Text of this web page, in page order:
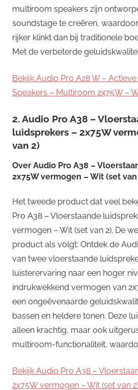
multiroom speakers zijn
soundstage te creëren,
rijker klinkt dan bij traditionele
Met de verbeterde
Bekijk Audio Pro A28 W –
Speakers – Multiroom 2x75W –
2. Audio Pro A38 –
luidsprekers – 2x75W
van 2)
Over Audio Pro A38 –
2x75W vermogen – Wit (set van
Het tweede product dat veel
Pro A38 – Vloerstaande
vermogen – Wit (set van 2). De
product als volgt: Ontdek de
van twee vloerstaande
luisterervaring naar een hoger
indrukwekkend vermogen van
een ongeëvenaarde
bassen en heldere tonen. Deze
alleen krachtig, maar ook
multiroom-functionaliteit,
Bekijk Audio Pro A38 –
2x75W vermogen – Wit (set van